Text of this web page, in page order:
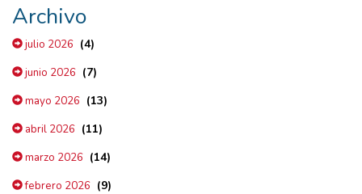
Archivo
julio 2026 (4)
junio 2026 (7)
mayo 2026 (13)
abril 2026 (11)
marzo 2026 (14)
febrero 2026 (9)